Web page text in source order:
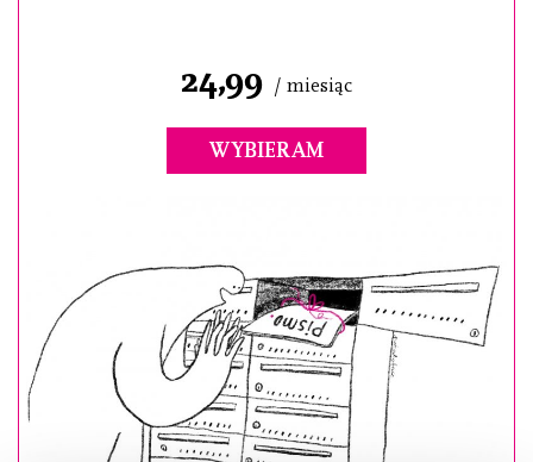
24,99 / miesiąc
WYBIERAM